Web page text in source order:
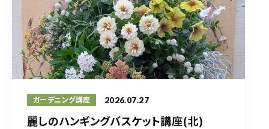
ガーデニング講座 2026.07.27
麗しのハンギングバスケット講座(北)